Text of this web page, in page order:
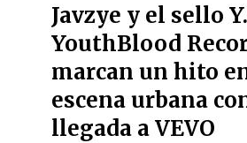
Javzye y el sello
YouthBlood
marcan un hito
escena urbana
llegada a VEVO